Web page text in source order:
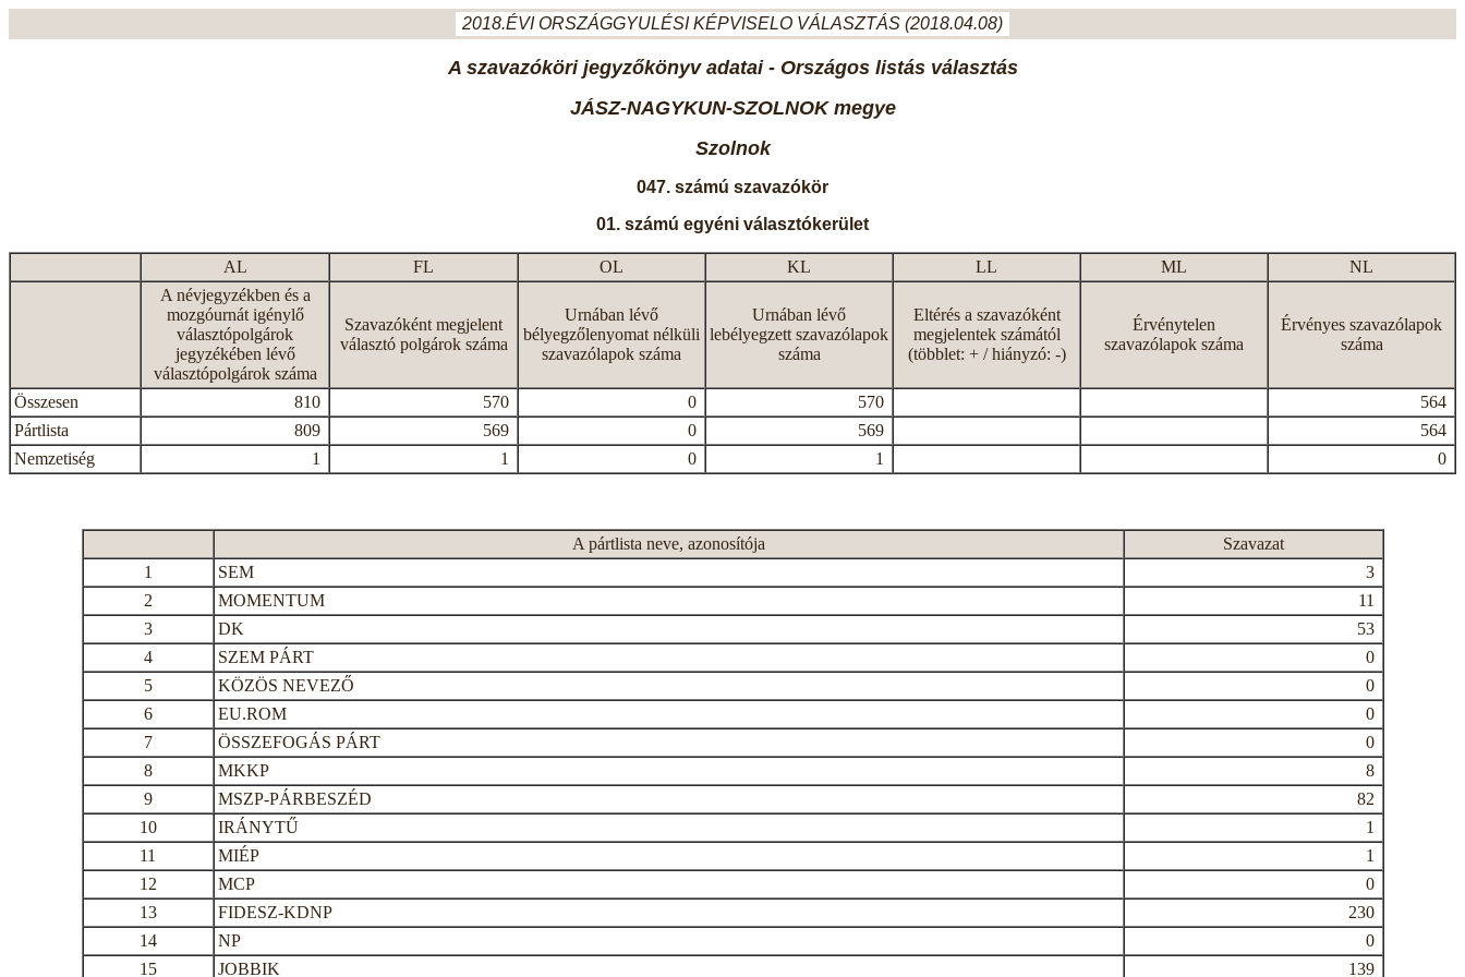
2018.ÉVI ORSZÁGGYULÉSI KÉPVISELO VÁLASZTÁS (2018.04.08)
A szavazóköri jegyzőkönyv adatai - Országos listás választás
JÁSZ-NAGYKUN-SZOLNOK megye
Szolnok
047. számú szavazókör
01. számú egyéni választókerület
AL FL OL KL LL ML
NL
A névjegyzékben és a
mozgóurnát igénylő
választópolgárok
jegyzékében lévő
választópolgárok száma
Szavazóként megjelent
választó polgárok száma
Urnában lévő
bélyegzőlenyomat nélküli
szavazólapok száma
Urnában lévő
lebélyegzett szavazólapok
száma
Eltérés a szavazóként
megjelentek számától
(többlet: + / hiányzó: -)
Érvénytelen
szavazólapok száma
Érvényes szavazólapok
száma
Összesen 810 570 0 570
564
Pártlista
809 569 0 569
564
Nemzetiség
1 1 0 1 0
A pártlista neve, azonosítója
Szavazat
1
SEM
3
2
MOMENTUM
11
3
DK
53
4
SZEM PÁRT
0
5
KÖZÖS NEVEZŐ
0
6
EU.ROM
0
7
ÖSSZEFOGÁS PÁRT
0
8
MKKP
8
9
MSZP-PÁRBESZÉD
82
10
IRÁNYTŰ
1
11
MIÉP
1
12
MCP
0
13
FIDESZ-KDNP
230
14
NP
0
15
JOBBIK 139